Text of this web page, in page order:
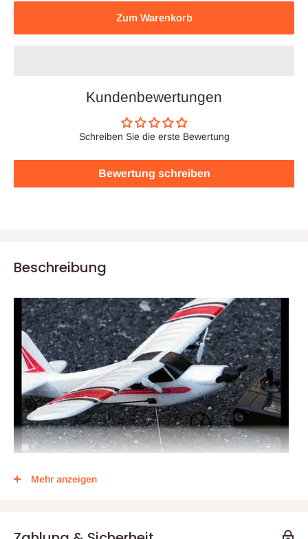
Zum Warenkorb
Kundenbewertungen
Schreiben Sie die erste Bewertung
Bewertung schreiben
Beschreibung
Mehr anzeigen